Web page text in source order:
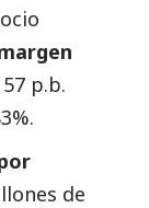
p.b.
de